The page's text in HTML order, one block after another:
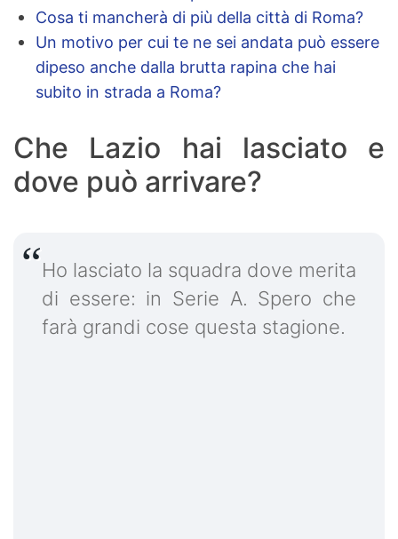
Cosa ti mancherà di più della città di Roma?
Un motivo per cui te ne sei andata può essere
dipeso anche dalla brutta rapina che hai
subito in strada a Roma?
Che Lazio hai lasciato e
dove può arrivare?
Ho lasciato la squadra dove merita
di essere: in Serie A. Spero che
farà grandi cose questa stagione.